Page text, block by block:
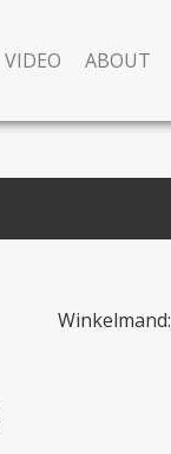
VIDEO ABOUT
Winkelmand: